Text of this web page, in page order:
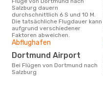
Salzburg dauern
durchschnittlich 6 S und 10 M.
Die tatsächliche Flugdauer kann
aufgrund verschiedener
Faktoren abweichen.
Abflughafen
Dortmund Airport
Bei Flügen von Dortmund nach
Salzburg